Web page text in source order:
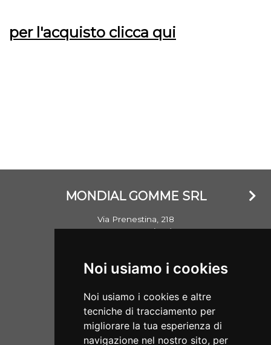
Noi usiamo i cookies
Noi usiamo i cookies e altre
tecniche di tracciamento per
migliorare la tua esperienza di
navigazione nel nostro sito, per
per l'acquisto clicca qui
MONDIAL GOMME SRL
Via Prenestina, 218
00176 Roma (RM)
Aperti dal lunedì al sabato